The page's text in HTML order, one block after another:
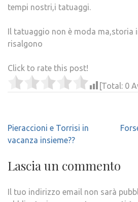
tempi nostri,i tatuaggi.
Il tatuaggio non è moda ma,storia
risalgono
Click to rate this post!
[Total: 0
Navigazione
articoli
Pieraccioni e Torrisi in
vacanza insieme??
Lascia un commento
Il tuo indirizzo email non sarà